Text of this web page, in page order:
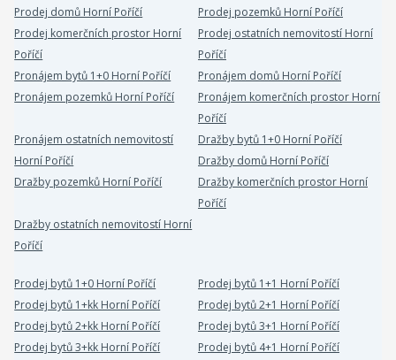
Prodej domů Horní Poříčí
Prodej pozemků Horní Poříčí
Prodej komerčních prostor Horní
Poříčí
Prodej ostatních nemovitostí Horní
Poříčí
Pronájem bytů 1+0 Horní Poříčí
Pronájem domů Horní Poříčí
Pronájem pozemků Horní Poříčí
Pronájem komerčních prostor Horní
Poříčí
Pronájem ostatních nemovitostí
Horní Poříčí
Dražby bytů 1+0 Horní Poříčí
Dražby domů Horní Poříčí
Dražby pozemků Horní Poříčí
Dražby komerčních prostor Horní
Poříčí
Dražby ostatních nemovitostí Horní
Poříčí
Prodej bytů 1+0 Horní Poříčí
Prodej bytů 1+1 Horní Poříčí
Prodej bytů 1+kk Horní Poříčí
Prodej bytů 2+1 Horní Poříčí
Prodej bytů 2+kk Horní Poříčí
Prodej bytů 3+1 Horní Poříčí
Prodej bytů 3+kk Horní Poříčí
Prodej bytů 4+1 Horní Poříčí